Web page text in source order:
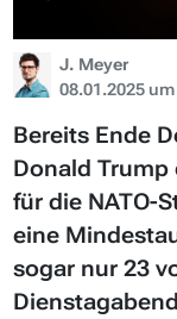
J. Meyer
08.01.2025 um
Bereits Ende
Donald Trump
für die NATO-
eine
sogar nur 23